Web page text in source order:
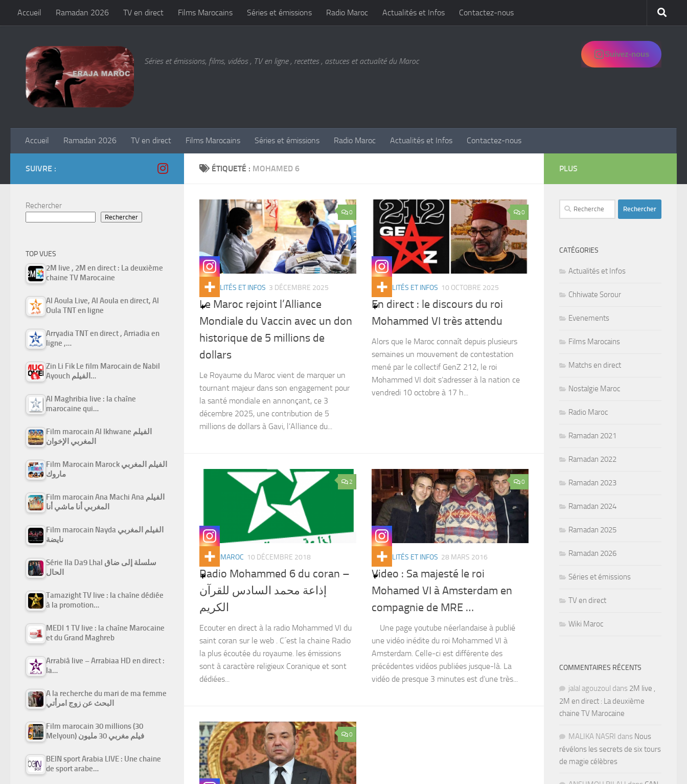
Skip to content
Accueil Ramadan 2026 TV en direct Films Marocains Séries et émissions Radio Maroc Actualités et Infos Contactez-nous
Séries et émissions, films, vidéos , TV en ligne , recettes , astuces et actualité du Maroc
Suivez-nous
Accueil Ramadan 2026 TV en direct Films Marocains Séries et émissions Radio Maroc Actualités et Infos Contactez-nous
ÉTIQUETÉ : MOHAMED 6
0
ACTUALITÉS ET INFOS 3 DÉCEMBRE 2025
Le Maroc rejoint l’Alliance
Mondiale du Vaccin avec un don
historique de 5 millions de
dollars
Le Royaume du Maroc vient de marquer un
tournant majeur dans son engagement pour
la santé mondiale en annonçant, ce 3
décembre 2025, une contribution de 5
millions de dollars à Gavi, l’Alliance du...
0
ACTUALITÉS ET INFOS 10 OCTOBRE 2025
En direct : le discours du roi
Mohammed VI très attendu
Alors que le Maroc connaît depuis plusieurs
semaines un mouvement de contestation
mené par le collectif GenZ 212, le roi
Mohammed VI doit s’adresser à la nation ce
vendredi 10 octobre à 17 h...
2
RADIO MAROC 10 DÉCEMBRE 2018
Radio Mohammed 6 du coran –
إذاعة محمد السادس للقرآن
الكريم
Ecouter en direct à la radio Mohammed VI du
saint coran sur le web . C´est la chaine Radio
la plus écoutée du royaume. les émissions
sont à caractère religieux Coranique et sont
dédiées...
0
ACTUALITÉS ET INFOS 28 MARS 2016
Video : Sa majesté le roi
Mohamed VI à Amsterdam en
compagnie de MRE …
Une page youtube néerlandaise à publié
une vidéo inédite du roi Mohammed VI à
Amsterdam. Celle-ci est différente des
précédentes vidéos publiées jusque-là. La
vidéo de presque 3 minutes est d’une très...
0
SUIVRE :
Rechercher
Rechercher
TOP VUES
2M live , 2M en direct : La deuxième
chaine TV Marocaine
Al Aoula Live, Al Aoula en direct, Al
Oula TNT en ligne
Arryadia TNT en direct , Arriadia en
ligne ,…
Zin Li Fik Le film Marocain de Nabil
Ayouch الفيلم…
Al Maghribia live : la chaîne
marocaine qui…
Film marocain Al Ikhwane الفيلم
المغربي الإخوان
Film Marocain Marock الفيلم المغربي
ماروك
Film marocain Ana Machi Ana الفيلم
المغربي أنا ماشي أنا
Film marocain Nayda الفيلم المغربي
نايضة
Série Ila Da9 Lhal سلسلة إلى ضاق
الحال
Tamazight TV live : la chaîne dédiée
à la promotion…
MEDI 1 TV live : la chaîne Marocaine
et du Grand Maghreb
Arrabiâ live – Arrabiaa HD en direct :
la…
A la recherche du mari de ma femme
البحث عن زوج امرأتي
Film marocain 30 millions (30
Melyoun) فيلم مغربي 30 مليون
BEIN sport Arabia LIVE : Une chaine
de sport arabe…
PLUS
Rechercher :
CATÉGORIES
Actualités et Infos
Chhiwate Sorour
Evenements
Films Marocains
Matchs en direct
Nostalgie Maroc
Radio Maroc
Ramadan 2021
Ramadan 2022
Ramadan 2023
Ramadan 2024
Ramadan 2025
Ramadan 2026
Séries et émissions
TV en direct
Wiki Maroc
COMMENTAIRES RÉCENTS
jalal agouzoul dans 2M live ,
2M en direct : La deuxième
chaine TV Marocaine
MALIKA NASRI dans Nous
révélons les secrets de six tours
de magie célèbres